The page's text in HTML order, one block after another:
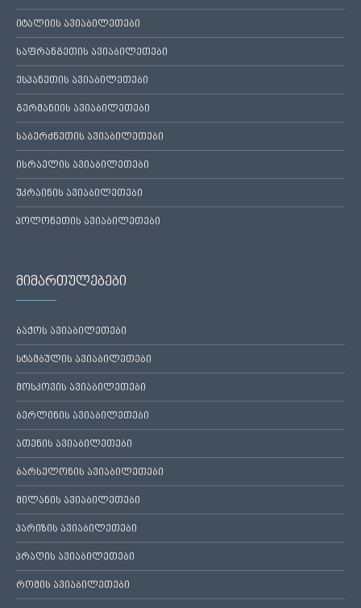
იტალიის ავიაბილეთები
საფრანგეთის ავიაბილეთები
ესპანეთის ავიაბილეთები
გერმანიის ავიაბილეთები
საბერძნეთის ავიაბილეთები
ისრაელის ავიაბილეთები
უკრაინის ავიაბილეთები
პოლონეთის ავიაბილეთები
მიმართულებები
ბაქოს ავიაბილეთები
სტამბულის ავიაბილეთები
მოსკოვის ავიაბილეთები
ბერლინის ავიაბილეთები
ათენის ავიაბილეთები
ბარსელონის ავიაბილეთები
მილანის ავიაბილეთები
პარიზის ავიაბილეთები
პრაღის ავიაბილეთები
რომის ავიაბილეთები